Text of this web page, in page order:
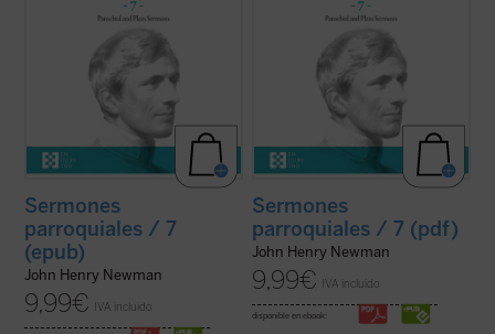
Sermones
parroquiales / 7
(epub)
John Henry Newman
9,99€ IVA incluido
Sermones
parroquiales / 7 (pdf)
John Henry Newman
9,99€ IVA incluido
disponible en ebook: